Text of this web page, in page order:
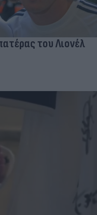
του Λιονέλ